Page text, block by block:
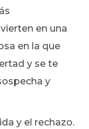
en una
en la que
y se te
y
y el rechazo.